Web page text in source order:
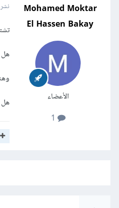
Mohamed Moktar
El Hassen Bakay
الأعضاء
نشر